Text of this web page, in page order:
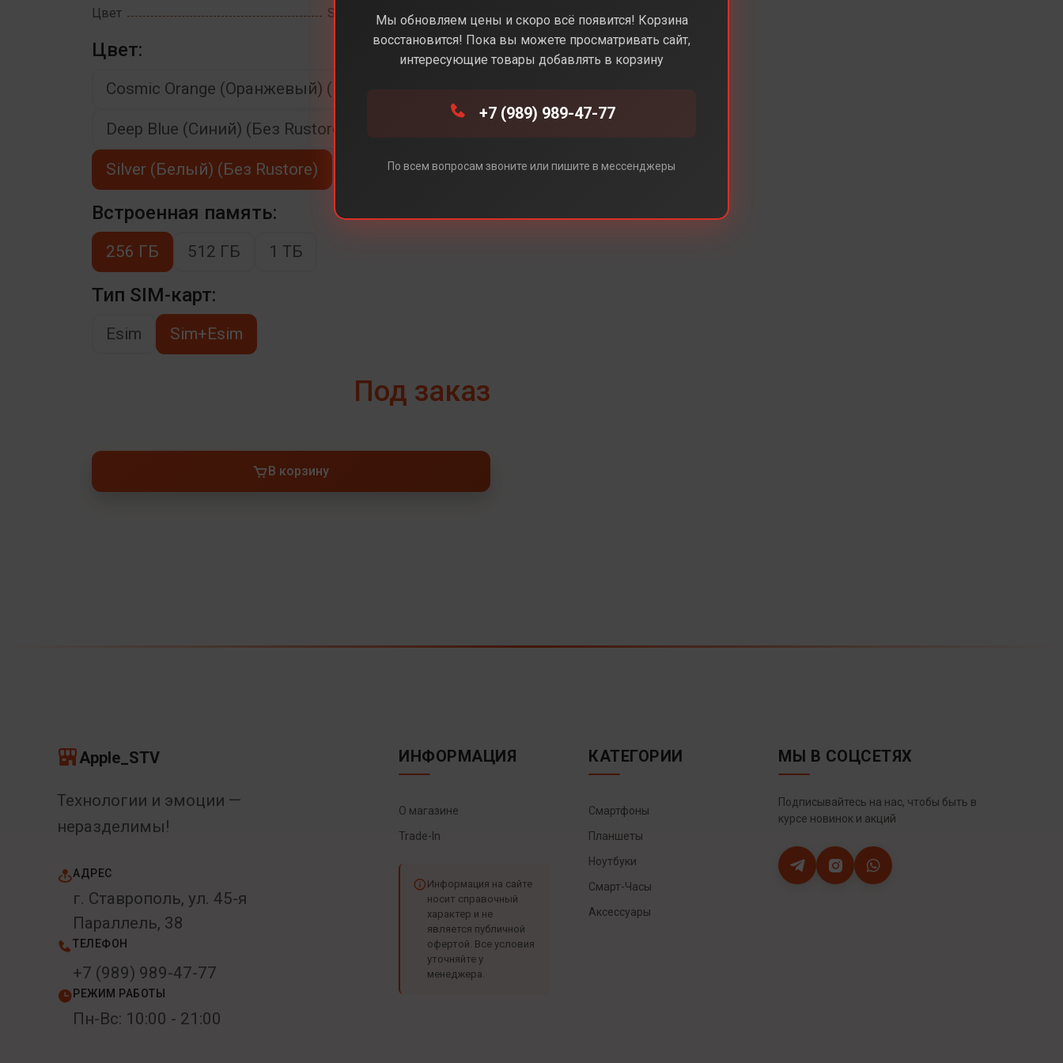
Цвет Silver (Белый) (Без Rustore)
Цвет:
Cosmic Orange (Оранжевый) (Без Rustore)
Deep Blue (Синий) (Без Rustore)
Silver (Белый) (Без Rustore)
Встроенная память:
256 ГБ 512 ГБ 1 ТБ
Тип SIM-карт:
Esim Sim+Esim
Под заказ
В корзину
Apple_STV
Технологии и эмоции —
неразделимы!
АДРЕС
г. Ставрополь, ул. 45-я
Параллель, 38
ТЕЛЕФОН
+7 (989) 989-47-77
РЕЖИМ РАБОТЫ
Пн-Вс: 10:00 - 21:00
ИНФОРМАЦИЯ
О магазине
Trade-In
Информация на сайте
носит справочный
характер и не
является публичной
офертой. Все условия
уточняйте у
менеджера.
КАТЕГОРИИ
Смартфоны
Планшеты
Ноутбуки
Смарт-Часы
Аксессуары
МЫ В СОЦСЕТЯХ
Подписывайтесь на нас, чтобы быть в
курсе новинок и акций
Мы обновляем цены и скоро всё появится! Корзина
восстановится! Пока вы можете просматривать сайт,
интересующие товары добавлять в корзину
+7 (989) 989-47-77
По всем вопросам звоните или пишите в мессенджеры